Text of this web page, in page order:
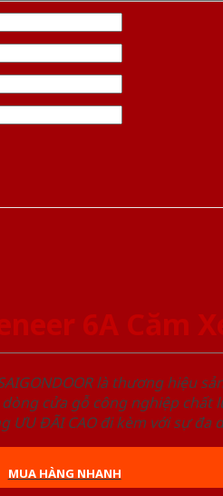
6A Căm
là thương hiệu
cửa gỗ công nghiệp chất
ƯU ĐÃI CAO đi kèm với sự
MUA HÀNG NHANH